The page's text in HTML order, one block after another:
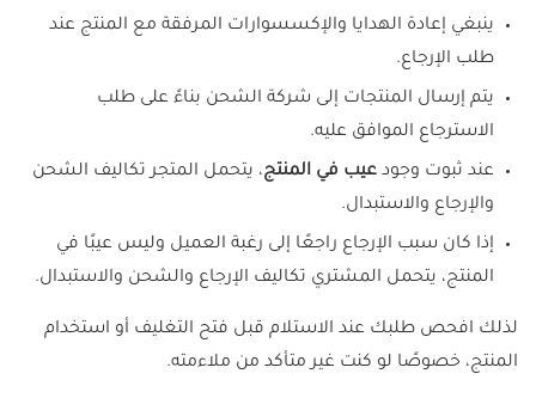
ينبغي إعادة الهدايا والإكسسوارات المرفقة مع المنتج عند
طلب الإرجاع.
يتم إرسال المنتجات إلى شركة الشحن بناءً على طلب
الاسترجاع الموافق عليه.
عند ثبوت وجود عيب في المنتج، يتحمل المتجر تكاليف الشحن
والإرجاع والاستبدال.
إذا كان سبب الإرجاع راجعًا إلى رغبة العميل وليس عيبًا في
المنتج، يتحمل المشتري تكاليف الإرجاع والشحن والاستبدال.
لذلك افحص طلبك عند الاستلام قبل فتح التغليف أو استخدام
المنتج، خصوصًا لو كنت غير متأكد من ملاءمته.